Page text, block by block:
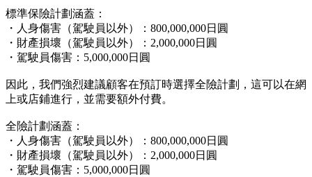
標準保險計劃涵蓋：
・人身傷害（駕駛員以外）：800,000,000日圓
・財產損壞（駕駛員以外）：2,000,000日圓
・駕駛員傷害：5,000,000日圓
因此，我們強烈建議顧客在預訂時選擇全險計劃，這可以在網
上或店鋪進行，並需要額外付費。
全險計劃涵蓋：
・人身傷害（駕駛員以外）：800,000,000日圓
・財產損壞（駕駛員以外）：2,000,000日圓
・駕駛員傷害：5,000,000日圓